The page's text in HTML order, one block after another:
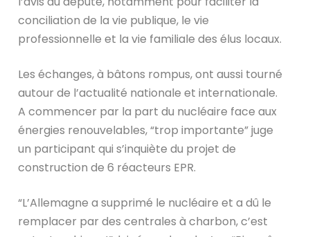
conciliation de la vie publique, le vie
professionnelle et la vie familiale des élus locaux.
Les échanges, à bâtons rompus, ont aussi tourné
autour de l’actualité nationale et internationale.
A commencer par la part du nucléaire face aux
énergies renouvelables, “trop importante” juge
un participant qui s’inquiète du projet de
construction de 6 réacteurs EPR.
“L’Allemagne a supprimé le nucléaire et a dû le
remplacer par des centrales à charbon, c’est